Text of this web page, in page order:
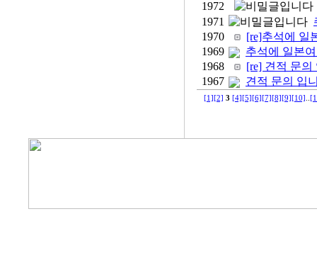
1972
1971
1970
[re]추석에 일
1969
추석에 일본
1968
[re] 견적 문의
1967
견적 문의 입
[1] [2] 3 [4] [5] [6] [7] [8] [9] [10]